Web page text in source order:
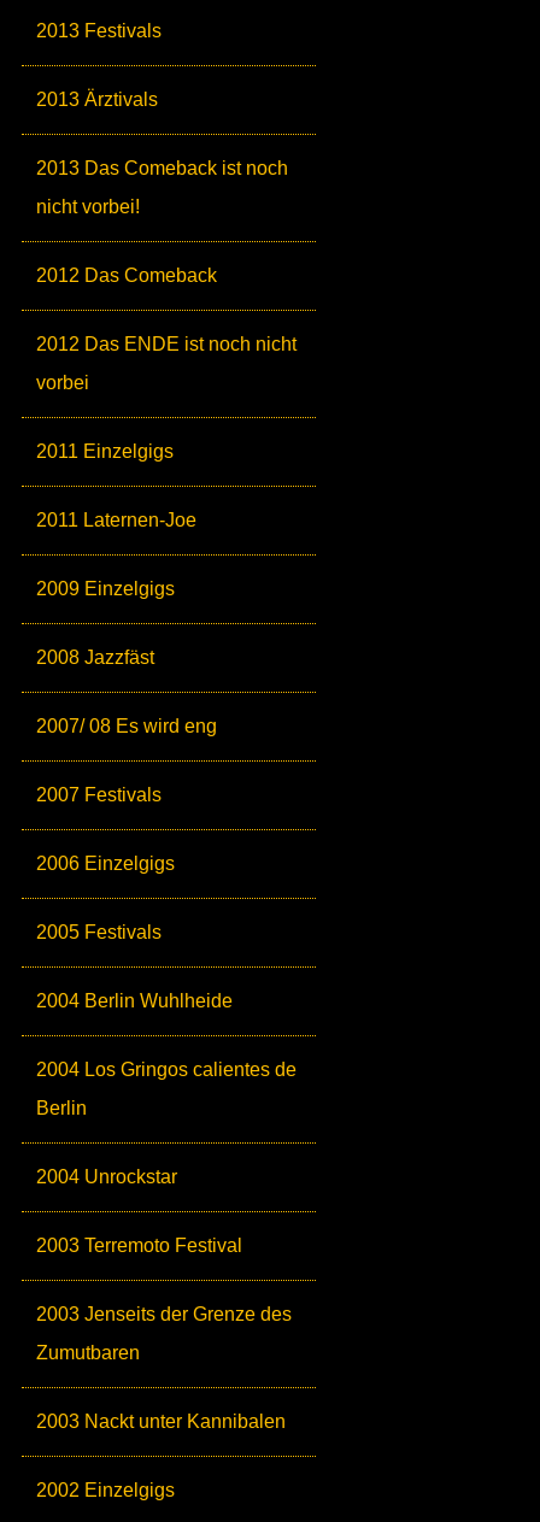
2013 Festivals
2013 Ärztivals
2013 Das Comeback ist noch
nicht vorbei!
2012 Das Comeback
2012 Das ENDE ist noch nicht
vorbei
2011 Einzelgigs
2011 Laternen-Joe
2009 Einzelgigs
2008 Jazzfäst
2007/ 08 Es wird eng
2007 Festivals
2006 Einzelgigs
2005 Festivals
2004 Berlin Wuhlheide
2004 Los Gringos calientes de
Berlin
2004 Unrockstar
2003 Terremoto Festival
2003 Jenseits der Grenze des
Zumutbaren
2003 Nackt unter Kannibalen
2002 Einzelgigs